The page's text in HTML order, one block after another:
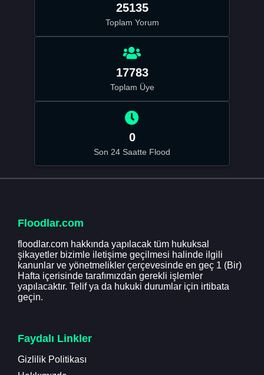
25135
Toplam Yorum
17783
Toplam Üye
0
Son 24 Saatte Flood
Floodlar.com
floodlar.com hakkında yapılacak tüm hukuksal
şikayetler bizimle iletişime geçilmesi halinde ilgili
kanunlar ve yönetmelikler çerçevesinde en geç 1 (Bir)
Hafta içerisinde tarafımızdan gerekli işlemler
yapılacaktır. Telif ya da hukuki durumlar için irtibata
geçin.
Faydalı Linkler
Gizlilik Politikası